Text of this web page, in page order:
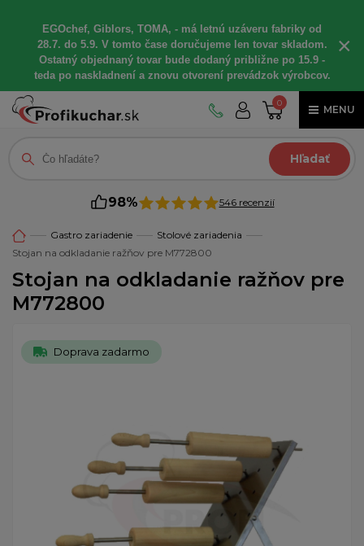
EGOchef, Giblors, TOMA, - má letnú uzáveru fabriky od
28.7. do 5.9. V tomto čase doručujeme len tovar skladom.
Ostatný objednaný tovar bude dodaný približne po 15.9 -
teda po naskladnení a znovu otvorení prevádzok výrobcov.
×
0
MENU
Hľadať
98% 546 recenzií
Gastro zariadenie
Stolové zariadenia
Stojan na odkladanie ražňov pre M772800
Stojan na odkladanie ražňov pre
M772800
Doprava zadarmo